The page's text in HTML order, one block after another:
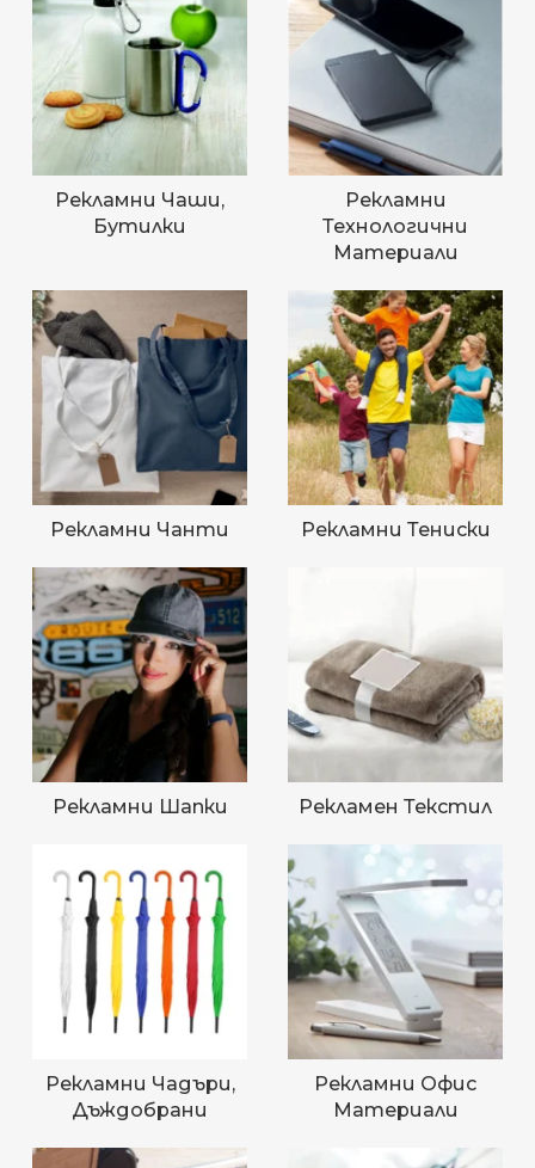
Рекламни Чаши,
Бутилки
Рекламни
Технологични
Материали
Рекламни Чанти Рекламни Тениски
Рекламни Шапки Рекламен Текстил
Рекламни Чадъри,
Дъждобрани
Рекламни Офис
Материали